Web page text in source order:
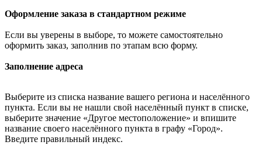
Оформление заказа в стандартном режиме
Если вы уверены в выборе, то можете самостоятельно
оформить заказ, заполнив по этапам всю форму.
Заполнение адреса
Выберите из списка название вашего региона и населённого
пункта. Если вы не нашли свой населённый пункт в списке,
выберите значение «Другое местоположение» и впишите
название своего населённого пункта в графу «Город».
Введите правильный индекс.